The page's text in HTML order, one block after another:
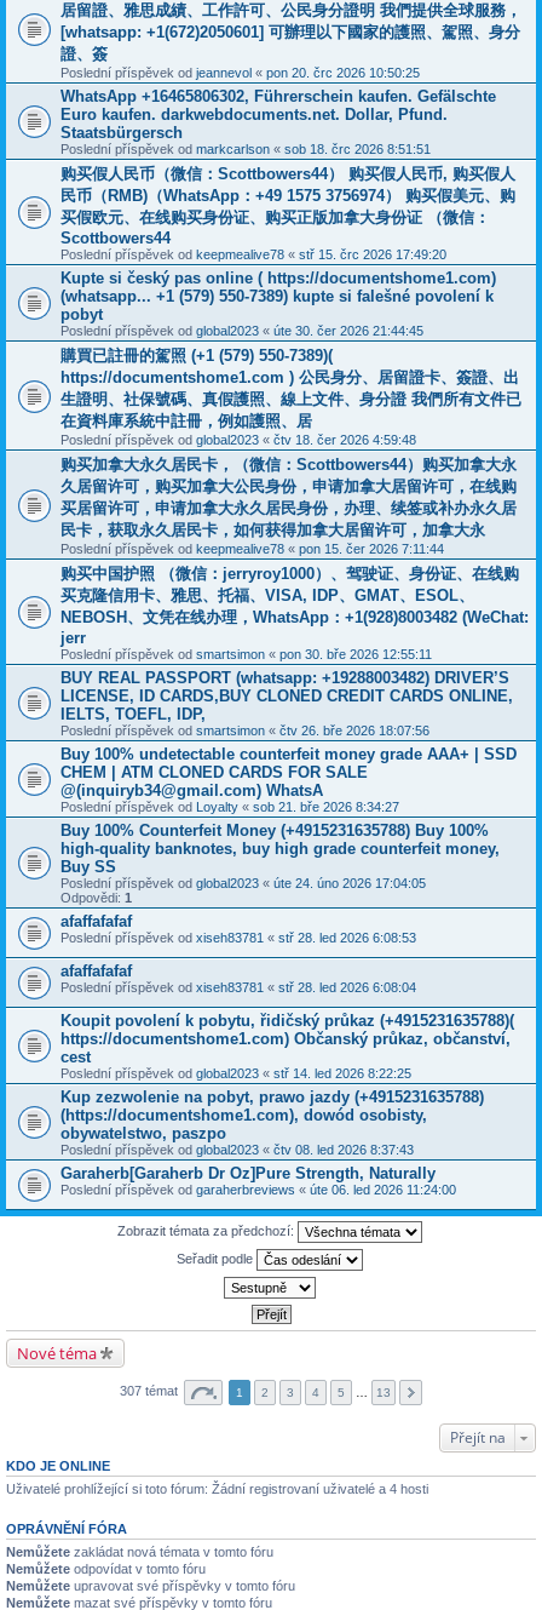
居留證、雅思成績、工作許可、公民身分證明 我們提供全球服務，
[whatsapp: +1(672)2050601] 可辦理以下國家的護照、駕照、身分
證、簽
Poslední příspěvek od jeannevol « pon 20. črc 2026 10:50:25
WhatsApp +16465806302, Führerschein kaufen. Gefälschte
Euro kaufen. darkwebdocuments.net. Dollar, Pfund.
Staatsbürgersch
Poslední příspěvek od markcarlson « sob 18. črc 2026 8:51:51
购买假人民币（微信：Scottbowers44） 购买假人民币, 购买假人
民币（RMB)（WhatsApp：+49 1575 3756974） 购买假美元、购
买假欧元、在线购买身份证、购买正版加拿大身份证 （微信：
Scottbowers44
Poslední příspěvek od keepmealive78 « stř 15. črc 2026 17:49:20
Kupte si český pas online ( https://documentshome1.com)
(whatsapp... +1 (579) 550-7389) kupte si falešné povolení k
pobyt
Poslední příspěvek od global2023 « úte 30. čer 2026 21:44:45
購買已註冊的駕照 (+1 (579) 550-7389)(
https://documentshome1.com ) 公民身分、居留證卡、簽證、出
生證明、社保號碼、真假護照、線上文件、身分證 我們所有文件已
在資料庫系統中註冊，例如護照、居
Poslední příspěvek od global2023 « čtv 18. čer 2026 4:59:48
购买加拿大永久居民卡，（微信：Scottbowers44）购买加拿大永
久居留许可，购买加拿大公民身份，申请加拿大居留许可，在线购
买居留许可，申请加拿大永久居民身份，办理、续签或补办永久居
民卡，获取永久居民卡，如何获得加拿大居留许可，加拿大永
Poslední příspěvek od keepmealive78 « pon 15. čer 2026 7:11:44
购买中国护照 （微信：jerryroy1000）、驾驶证、身份证、在线购
买克隆信用卡、雅思、托福、VISA, IDP、GMAT、ESOL、
NEBOSH、文凭在线办理，WhatsApp：+1(928)8003482 (WeChat:
jerr
Poslední příspěvek od smartsimon « pon 30. bře 2026 12:55:11
BUY REAL PASSPORT (whatsapp: +19288003482) DRIVER’S
LICENSE, ID CARDS,BUY CLONED CREDIT CARDS ONLINE,
IELTS, TOEFL, IDP,
Poslední příspěvek od smartsimon « čtv 26. bře 2026 18:07:56
Buy 100% undetectable counterfeit money grade AAA+ | SSD
CHEM | ATM CLONED CARDS FOR SALE
@(inquiryb34@gmail.com) WhatsA
Poslední příspěvek od Loyalty « sob 21. bře 2026 8:34:27
Buy 100% Counterfeit Money ‪(+4915231635788‬) Buy 100%
high-quality banknotes, buy high grade counterfeit money,
Buy SS
Poslední příspěvek od global2023 « úte 24. úno 2026 17:04:05
Odpovědi: 1
afaffafafaf
Poslední příspěvek od xiseh83781 « stř 28. led 2026 6:08:53
afaffafafaf
Poslední příspěvek od xiseh83781 « stř 28. led 2026 6:08:04
Koupit povolení k pobytu, řidičský průkaz (+4915231635788)(
https://documentshome1.com) Občanský průkaz, občanství,
cest
Poslední příspěvek od global2023 « stř 14. led 2026 8:22:25
Kup zezwolenie na pobyt, prawo jazdy (+4915231635788)
(https://documentshome1.com), dowód osobisty,
obywatelstwo, paszpo
Poslední příspěvek od global2023 « čtv 08. led 2026 8:37:43
Garaherb[Garaherb Dr Oz]Pure Strength, Naturally
Poslední příspěvek od garaherbreviews « úte 06. led 2026 11:24:00
Zobrazit témata za předchozí:
Seřadit podle
Nové téma
307 témat 1 2 3 4 5 13
Přejít na
KDO JE ONLINE
Uživatelé prohlížející si toto fórum: Žádní registrovaní uživatelé a 4 hosti
OPRÁVNĚNÍ FÓRA
Nemůžete zakládat nová témata v tomto fóru
Nemůžete odpovídat v tomto fóru
Nemůžete upravovat své příspěvky v tomto fóru
Nemůžete mazat své příspěvky v tomto fóru